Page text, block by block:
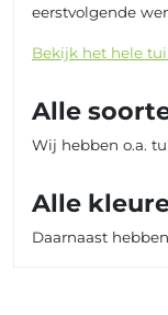
eerstvolgende
Bekijk het hele
Alle
Wij hebben o.a.
Alle
Daarnaast